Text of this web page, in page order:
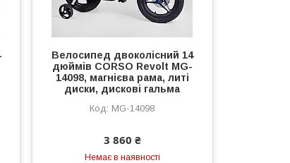
Велосипед двоколісний 14
дюймів CORSO Revolt MG-
14098, магнієва рама, литі
диски, дискові гальма
MG-14098
3 860 ₴
Немає в наявності